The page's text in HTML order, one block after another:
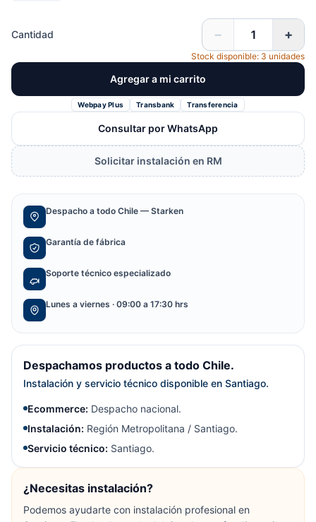
Cantidad − +
Stock disponible: 3 unidades
Agregar a mi carrito
Webpay Plus Transbank Transferencia
Consultar por WhatsApp
Solicitar instalación en RM
Despacho a todo Chile — Starken
Garantía de fábrica
Soporte técnico especializado
Lunes a viernes · 09:00 a 17:30 hrs
Despachamos productos a todo Chile.
Instalación y servicio técnico disponible en Santiago.
Ecommerce: Despacho nacional.
Instalación: Región Metropolitana / Santiago.
Servicio técnico: Santiago.
¿Necesitas instalación?
Podemos ayudarte con instalación profesional en